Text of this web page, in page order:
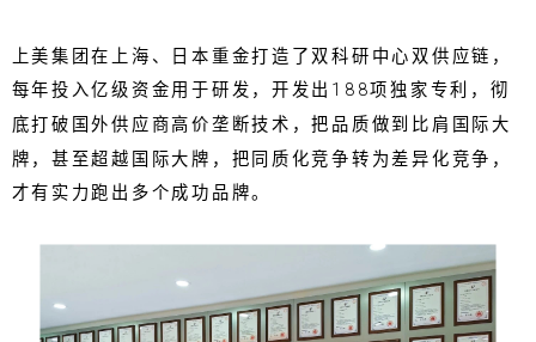
上美集团在上海、日本重金打造了双科研中心双供应链，
每年投入亿级资金用于研发，开发出188项独家专利，彻
底打破国外供应商高价垄断技术，把品质做到比肩国际大
牌，甚至超越国际大牌，把同质化竞争转为差异化竞争，
才有实力跑出多个成功品牌。